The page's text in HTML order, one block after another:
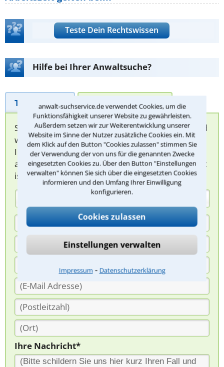
anwalt-suchservice.de verwendet Cookies, um die
Funktionsfähigkeit unserer Website zu gewährleisten.
Außerdem setzen wir zur Weiterentwicklung unserer
Website im Sinne der Nutzer zusätzliche Cookies ein. Mit
dem Klick auf den Button "Cookies zulassen" stimmen Sie
der Verwendung der von uns für die genannten Zwecke
eingesetzten Cookies zu. Über den Button "Einstellungen
verwalten" können Sie sich über die eingesetzten Cookies
informieren und den Umfang Ihrer Einwilligung
konfigurieren.
Cookies zulassen
Einstellungen verwalten
Impressum ⁃ Datenschutzerklärung
Teste Dein Rechtswissen
Hilfe bei Ihrer Anwaltsuche?
Telefonhilfe Beratungsanfrage
Sie können hier Ihren Fall schildern. Anschließend
werden sich spezialisierte Rechtsanwälte bei
Ihnen melden, um das weitere Vorgehen
abzuklären. Die Rückmeldung durch einen Anwalt
ist für Sie kostenlos.
Ihre Nachricht*